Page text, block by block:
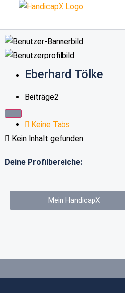
Eberhard Tölke
Beiträge2
Keine Tabs
Kein Inhalt gefunden.
Deine Profilbereiche:
Mein HandicapX